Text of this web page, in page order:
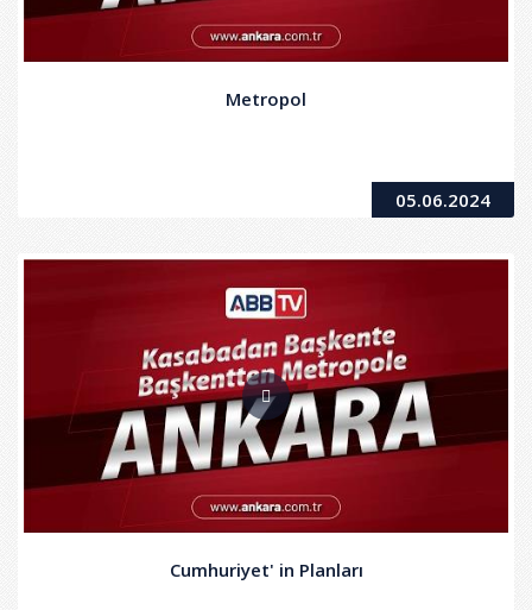
Metropol
05.06.2024
Cumhuriyet' in Planları